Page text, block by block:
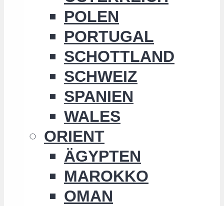
POLEN
PORTUGAL
SCHOTTLAND
SCHWEIZ
SPANIEN
WALES
ORIENT
ÄGYPTEN
MAROKKO
OMAN